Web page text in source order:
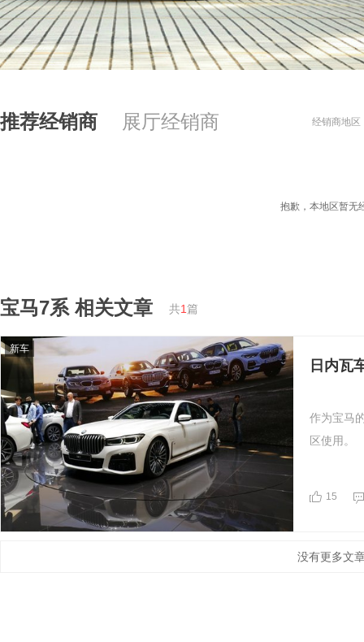
推荐经销商 展厅经销商 经销商地区
抱歉，本地区暂无
宝马7系 相关文章 共1篇
新车
日内瓦
作为宝马
区使用。
15
没有更多文